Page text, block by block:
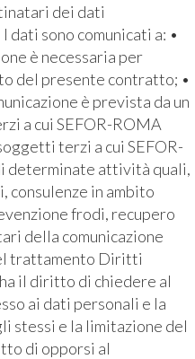
dei dati
dati sono comunicati a: •
è necessaria per
del presente contratto; •
è prevista da un
a cui SEFOR-ROMA
terzi a cui SEFOR-
determinate attività quali,
consulenze in ambito
frodi, recupero
della comunicazione
trattamento Diritti
il diritto di chiedere al
ai dati personali e la
stessi e la limitazione del
di opporsi al